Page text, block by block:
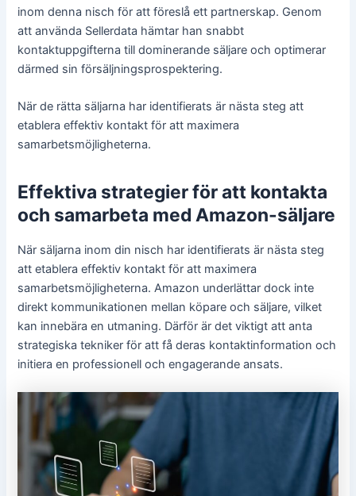
inom denna nisch för att föreslå ett partnerskap. Genom
att använda Sellerdata hämtar han snabbt
kontaktuppgifterna till dominerande säljare och optimerar
därmed sin försäljningsprospektering.
När de rätta säljarna har identifierats är nästa steg att
etablera effektiv kontakt för att maximera
samarbetsmöjligheterna.
Effektiva strategier för att kontakta
och samarbeta med Amazon-säljare
När säljarna inom din nisch har identifierats är nästa steg
att etablera effektiv kontakt för att maximera
samarbetsmöjligheterna. Amazon underlättar dock inte
direkt kommunikationen mellan köpare och säljare, vilket
kan innebära en utmaning. Därför är det viktigt att anta
strategiska tekniker för att få deras kontaktinformation och
initiera en professionell och engagerande ansats.